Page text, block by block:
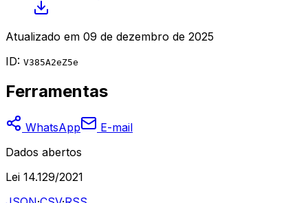
Atualizado em 09 de dezembro de 2025
ID: V385A2eZ5e
Ferramentas
WhatsApp
E-mail
Dados abertos
Lei 14.129/2021